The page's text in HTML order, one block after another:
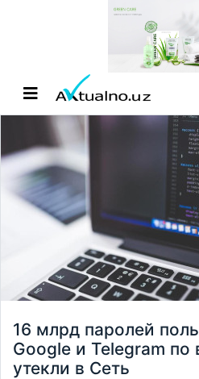
16 млрд паролей
Google и Telegram
утекли в Сеть